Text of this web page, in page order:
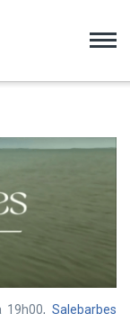
19h00, Salebarbes